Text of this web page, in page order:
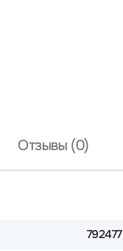
Отзывы (0)
792477